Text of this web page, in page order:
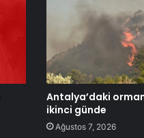
Antalya’daki orman
ikinci günde
Ağustos 7, 2026